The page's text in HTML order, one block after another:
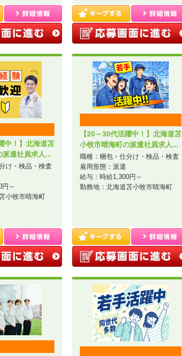
中！】北海道苫
派遣社員求人...
け・検品・検査
～
小牧市晴海町
【20～30代活躍中！】北海道苫
小牧市晴海町の派遣社員求人...
職種：梱包・仕分け・検品・検査
雇用形態：派遣
給与：時給1,300円～
勤務地：北海道苫小牧市晴海町